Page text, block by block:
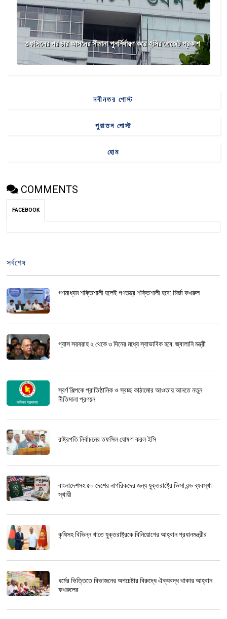
তফসিলের পর চার আসনের সীমানা পুনর্নির্ধারণ করে ইসির গেজেট প্রকাশ
নবীনতর পোস্ট
পুরাতন পোস্ট
হোম
COMMENTS
FACEBOOK
সর্বশেষ
গণমাধ্যম শক্তিশালী হলেই গণতন্ত্র শক্তিশালী হবে: মির্জা ফখরুল
গ্যাস সরবরাহ ২ থেকে ৩ দিনের মধ্যে স্বাভাবিক হবে: জ্বালানি মন্ত্রী
স্বর্ণ শিল্পকে প্রাতিষ্ঠানিক ও স্বচ্ছ কাঠামোর আওতায় আনতে নতুন
নীতিমালা প্রণয়ন
রাষ্ট্রপতি নির্বাচনের তফসিল ঘোষণা করল ইসি
বাংলাদেশসহ ৫০ দেশের নাগরিকদের জন্য যুক্তরাষ্ট্রে ভিসা বন্ড ব্যবস্থা
স্থায়ী
কৃষিসহ বিভিন্ন খাতে যুক্তরাষ্ট্রকে বিনিয়োগের আহ্বান প্রধানমন্ত্রীর
ধর্মের ভিত্তিতে বিভাজনের অপচেষ্টার বিরুদ্ধে ঐক্যবদ্ধ থাকার আহ্বান
ফখরুলের